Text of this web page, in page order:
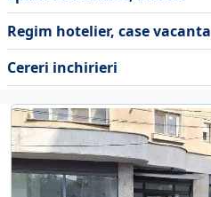
Regim hotelier, case vacanta
Cereri inchirieri